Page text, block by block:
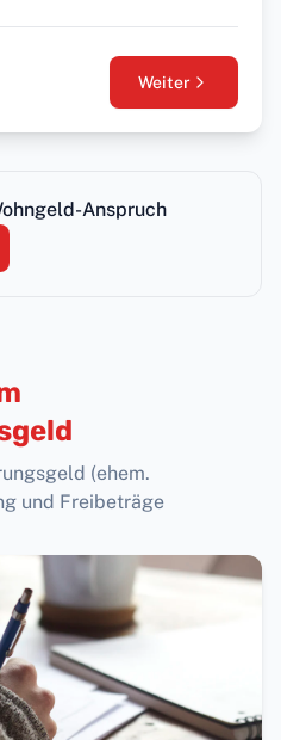
Weiter
Anspruch
(ehem.
und Freibeträge